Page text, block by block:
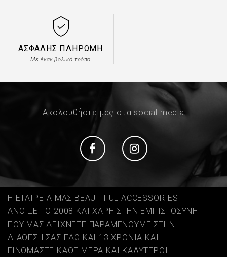
ΑΣΦΑΛΉΣ ΠΛΗΡΩΜΉ
Με έναν βολικό τρόπο
Ακολουθήστε μας στα social media
Social Social
Η ΕΤΑΙΡΕΙΑ ΜΑΣ BEAUTIFUL ACCESSORIES
ΑΝΟΙΞΕ ΤΟ 2008 ΚΑΙ ΧΑΡΗ ΣΤΗΝ ΕΜΠΙΣΤΟΣΥΝΗ
ΠΟΥ ΜΑΣ ΔΕΙΧΝΕΤΕ ΠΑΡΑΜΕΝΟΥΜΕ ΣΤΗΝ
ΔΙΑΘΕΣΗ ΣΑΣ ΕΔΩ ΚΑΙ 13 ΧΡΟΝΙΑ ΚΑΙ
ΓΙΝΟΜΑΣΤΕ ΚΑΘΕ ΜΕΡΑ ΚΑΙ ΚΑΛΥΤΕΡΟΙ...